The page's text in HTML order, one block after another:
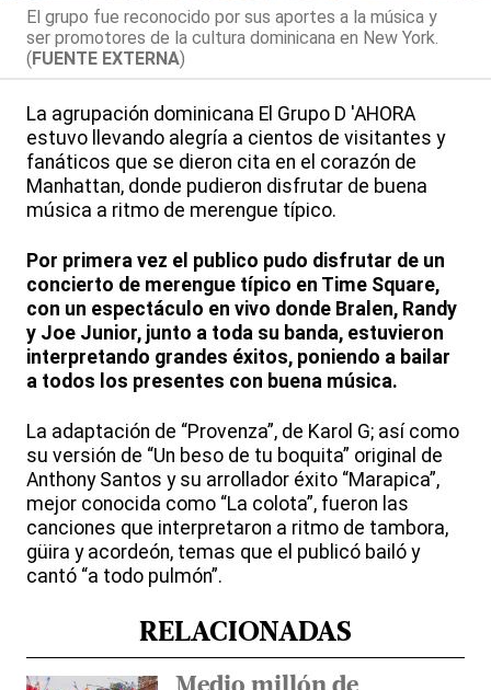
El grupo fue reconocido por sus aportes a la música y
ser promotores de la cultura dominicana en New York.
(FUENTE EXTERNA)
La agrupación dominicana El Grupo D 'AHORA
estuvo llevando alegría a cientos de visitantes y
fanáticos que se dieron cita en el corazón de
Manhattan, donde pudieron disfrutar de buena
música a ritmo de merengue típico.
Por primera vez el publico pudo disfrutar de un
concierto de merengue típico en Time Square,
con un espectáculo en vivo donde Bralen, Randy
y Joe Junior, junto a toda su banda, estuvieron
interpretando grandes éxitos, poniendo a bailar
a todos los presentes con buena música.
La adaptación de “Provenza”, de Karol G; así como
su versión de “Un beso de tu boquita” original de
Anthony Santos y su arrollador éxito “Marapica”,
mejor conocida como “La colota”, fueron las
canciones que interpretaron a ritmo de tambora,
güira y acordeón, temas que el publicó bailó y
cantó “a todo pulmón”.
RELACIONADAS